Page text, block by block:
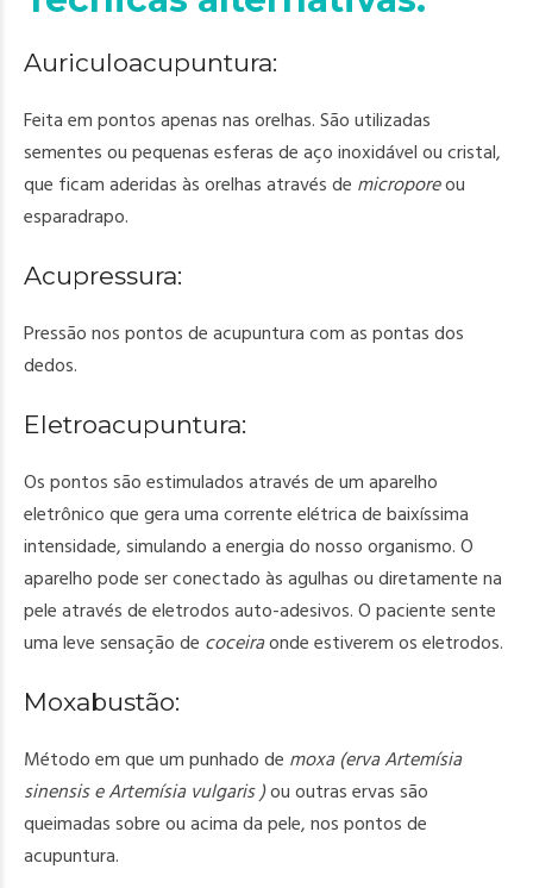
Auriculoacupuntura:
Feita em pontos apenas nas orelhas. São utilizadas
sementes ou pequenas esferas de aço inoxidável ou cristal,
que ficam aderidas às orelhas através de microporeou
esparadrapo.
Acupressura:
Pressão nos pontos de acupuntura com as pontas dos
dedos.
Eletroacupuntura:
Os pontos são estimulados através de um aparelho
eletrônico que gera uma corrente elétrica de baixíssima
intensidade, simulando a energia do nosso organismo. O
aparelho pode ser conectado às agulhas ou diretamente na
pele através de eletrodos auto-adesivos. O paciente sente
uma leve sensação de coceiraonde estiverem os eletrodos.
Moxabustão:
Método em que um punhado de moxa (erva Artemísia
sinensis e Artemísia vulgaris )ou outras ervas são
queimadas sobre ou acima da pele, nos pontos de
acupuntura.